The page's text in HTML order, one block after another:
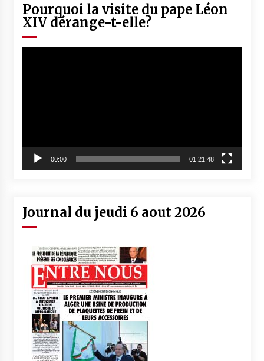
Pourquoi la visite du pape Léon
XIV dérange-t-elle?
00:00 01:21:48
Journal du jeudi 6 aout 2026